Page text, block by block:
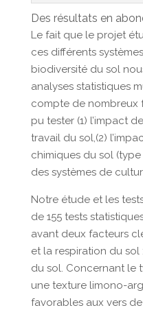
Des résultats en
Le fait que le projet
ces différents
biodiversité du sol
analyses statistiques
compte de nombreux
pu tester (1) l’impact
travail du sol,(2)
chimiques du sol (type
des systèmes de
Notre étude et les
de 155 tests
avant deux facteurs
et la respiration du
du sol. Concernant le
une texture limono-
favorables aux vers